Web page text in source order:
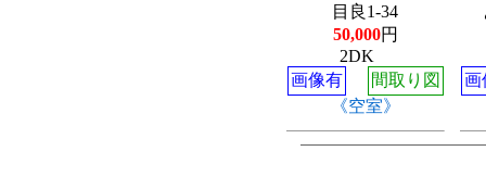
目良1-34
50,000円
2DK
画像有
間取り図
《空室》
画